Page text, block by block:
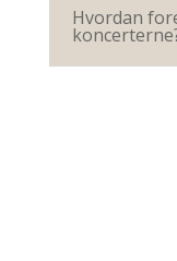
Hvordan